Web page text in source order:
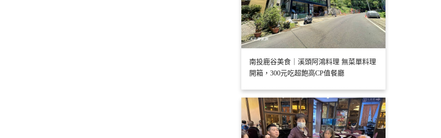
南投鹿谷美食｜溪頭阿鴻料理 無菜單料理
開箱，300元吃超飽高CP值餐廳